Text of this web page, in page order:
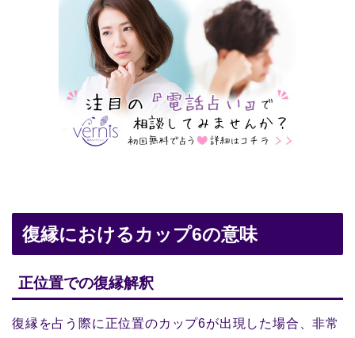
復縁におけるカップ6の意味
正位置での復縁解釈
復縁を占う際に正位置のカップ6が出現した場合、非常